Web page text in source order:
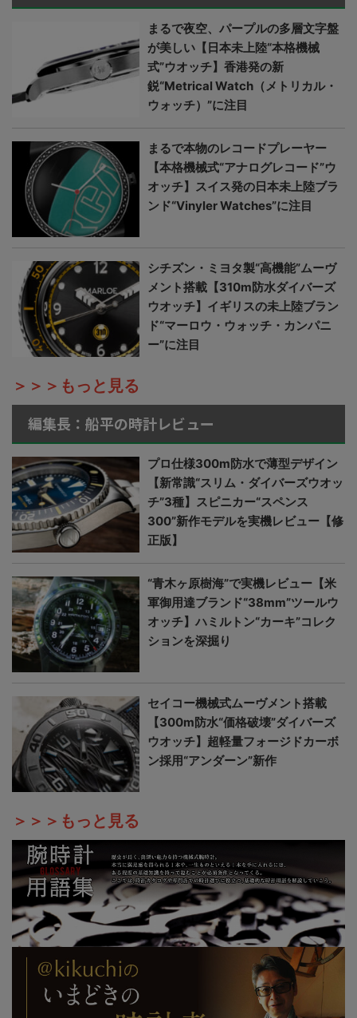
まるで夜空、パープルの多層文字盤
が美しい【日本未上陸“本格機械
式”ウオッチ】香港発の新
鋭“Metrical Watch（メトリカル・
ウォッチ）”に注目
まるで本物のレコードプレーヤー
【本格機械式“アナログレコード”ウ
オッチ】スイス発の日本未上陸ブラ
ンド“Vinyler Watches”に注目
シチズン・ミヨタ製“高機能”ムーヴ
メント搭載【310m防水ダイバーズ
ウオッチ】イギリスの未上陸ブラン
ド“マーロウ・ウォッチ・カンパニ
ー”に注目
＞＞＞もっと見る
編集長：船平の時計レビュー
プロ仕様300m防水で薄型デザイン
【新常識“スリム・ダイバーズウオッ
チ”3種】スピニカー“スペンス
300”新作モデルを実機レビュー【修
正版】
“青木ヶ原樹海”で実機レビュー【米
軍御用達ブランド“38mm”ツールウ
オッチ】ハミルトン“カーキ”コレク
ションを深掘り
セイコー機械式ムーヴメント搭載
【300m防水“価格破壊”ダイバーズ
ウオッチ】超軽量フォージドカーボ
ン採用“アンダーン”新作
＞＞＞もっと見る